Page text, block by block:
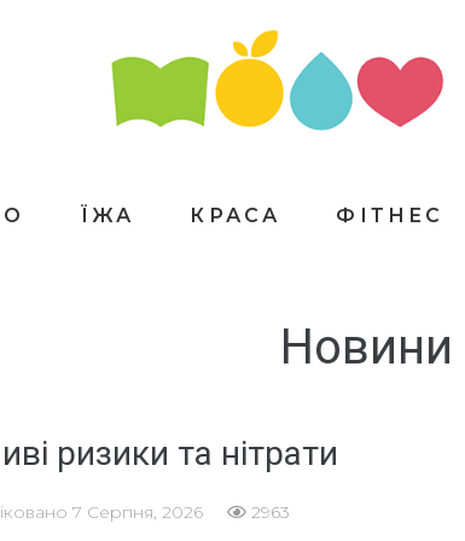
ЇЖА КРАСА ФІТНЕС
Новини
ризики та нітрати
7 Серпня, 2026 2963